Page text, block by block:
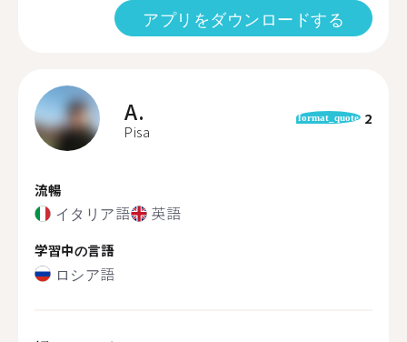
アプリをダウンロードする
A.
Pisa
format_quote 2
流暢
イタリア語 英語
学習中の言語
ロシア語